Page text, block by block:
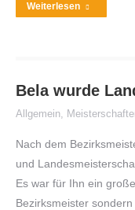
Weiterlesen
Bela wurde
Allgemein,
Nach dem
und
Es war für Ihn ein
Bezirksmeister sondern